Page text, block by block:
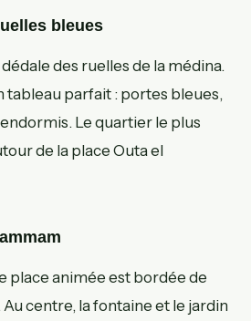
bleues
des ruelles de la médina.
tableau parfait : portes bleues,
Le quartier le plus
de la place Outa el
place animée est bordée de
centre, la fontaine et le jardin